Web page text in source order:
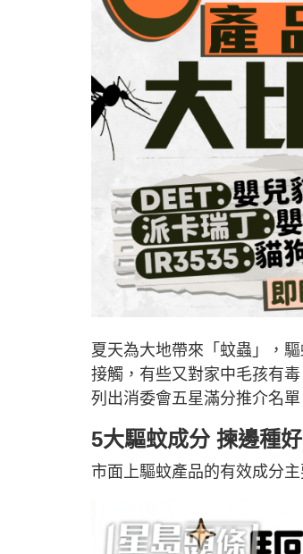
夏天為大地帶來「蚊蟲」，
接觸，有些又對家中毛孩有
列出消委會五星滿分推介名
5大驅蚊成分 揀邊種好
市面上驅蚊產品的有效成分